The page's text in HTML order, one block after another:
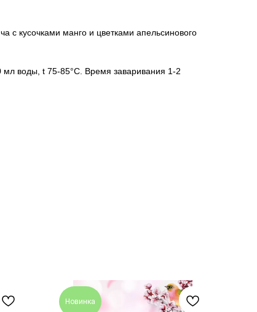
с кусочками манго и цветками апельсинового
мл воды, t 75-85°С. Время заваривания 1-2
Новинка